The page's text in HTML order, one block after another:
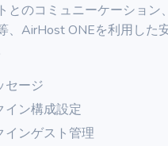
とのコミュニーケーション
、AirHost ONEを利用した
セージ
イン構成設定
インゲスト管理